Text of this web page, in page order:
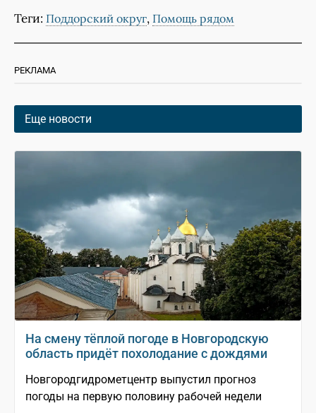
Теги: Поддорский округ, Помощь рядом
РЕКЛАМА
Еще новости
На смену тёплой погоде в Новгородскую
область придёт похолодание с дождями
Новгородгидрометцентр выпустил прогноз
погоды на первую половину рабочей недели